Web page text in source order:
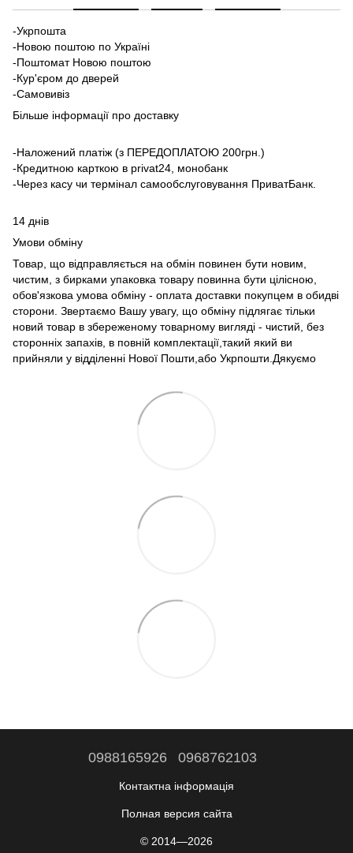
-Укрпошта
-Новою поштою по Україні
-Поштомат Новою поштою
-Кур'єром до дверей
-Самовивіз
Більше інформації про доставку
-Наложений платіж (з ПЕРЕДОПЛАТОЮ 200грн.)
-Кредитною карткою в privat24, монобанк
-Через касу чи термінал самообслуговування ПриватБанк.
14 днів
Умови обміну
Товар, що відправляється на обмін повинен бути новим,
чистим, з бирками упаковка товару повинна бути цілісною,
обов'язкова умова обміну - оплата доставки покупцем в обидві
сторони. Звертаємо Вашу увагу, що обміну підлягає тільки
новий товар в збереженому товарному вигляді - чистий, без
сторонніх запахів, в повній комплектації,такий який ви
прийняли у відділенні Нової Пошти,або Укрпошти.Дякуємо
0988165926 0968762103
Контактна інформація
Полная версия сайта
© 2014—2026